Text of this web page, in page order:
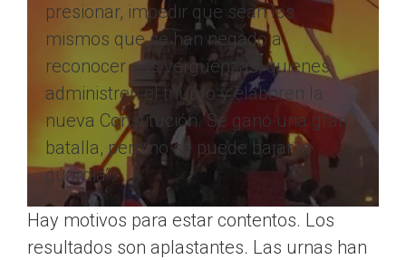
presionar, impedir que sean los
mismos que se han negado a
reconocer sus vergüenzas, quienes
administren el triunfo y elaboren la
nueva Constitución. Se ganó una gran
batalla, pero no se puede bajar la
guardia”.
Hay motivos para estar contentos. Los
resultados son aplastantes. Las urnas han